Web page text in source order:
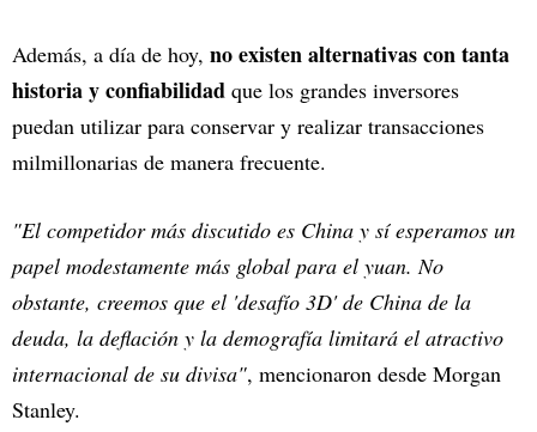
Además, a día de hoy, no existen alternativas con tanta
historia y confiabilidad que los grandes inversores
puedan utilizar para conservar y realizar transacciones
milmillonarias de manera frecuente.
"El competidor más discutido es China y sí esperamos un
papel modestamente más global para el yuan. No
obstante, creemos que el 'desafío 3D' de China de la
deuda, la deflación y la demografía limitará el atractivo
internacional de su divisa", mencionaron desde Morgan
Stanley.